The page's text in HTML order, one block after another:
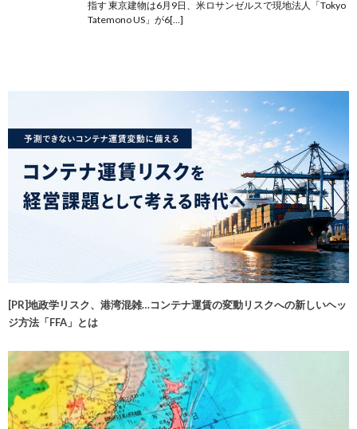
指す 東京建物は6月9日、米ロサンゼルスで現地法人「Tokyo
Tatemono US」が6[…]
[PR]地政学リスク、港湾混雑…コンテナ運賃の変動リスクへの新しいヘッ
ジ方法「FFA」とは